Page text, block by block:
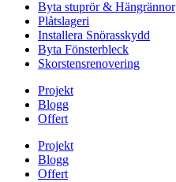
Byta stuprör & Hängrännor
Plåtslageri
Installera Snörasskydd
Byta Fönsterbleck
Skorstensrenovering
Projekt
Blogg
Offert
Projekt
Blogg
Offert